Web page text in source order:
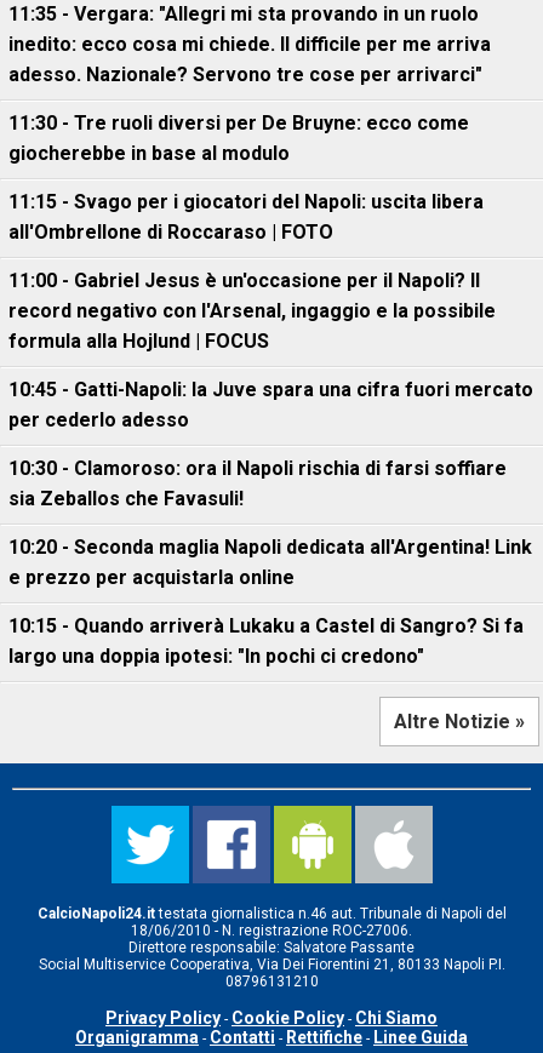
11:35 - Vergara: "Allegri mi sta provando in un ruolo
inedito: ecco cosa mi chiede. Il difficile per me arriva
adesso. Nazionale? Servono tre cose per arrivarci"
11:30 - Tre ruoli diversi per De Bruyne: ecco come
giocherebbe in base al modulo
11:15 - Svago per i giocatori del Napoli: uscita libera
all'Ombrellone di Roccaraso | FOTO
11:00 - Gabriel Jesus è un'occasione per il Napoli? Il
record negativo con l'Arsenal, ingaggio e la possibile
formula alla Hojlund | FOCUS
10:45 - Gatti-Napoli: la Juve spara una cifra fuori mercato
per cederlo adesso
10:30 - Clamoroso: ora il Napoli rischia di farsi soffiare
sia Zeballos che Favasuli!
10:20 - Seconda maglia Napoli dedicata all'Argentina! Link
e prezzo per acquistarla online
10:15 - Quando arriverà Lukaku a Castel di Sangro? Si fa
largo una doppia ipotesi: "In pochi ci credono"
Altre Notizie »
CalcioNapoli24.ittestata giornalistica n.46 aut. Tribunale di Napoli del
18/06/2010 - N. registrazione ROC-27006.
Direttore responsabile: Salvatore Passante
Social Multiservice Cooperativa, Via Dei Fiorentini 21, 80133 Napoli P.I.
08796131210
Privacy Policy - Cookie Policy - Chi Siamo
Organigramma - Contatti - Rettifiche - Linee Guida